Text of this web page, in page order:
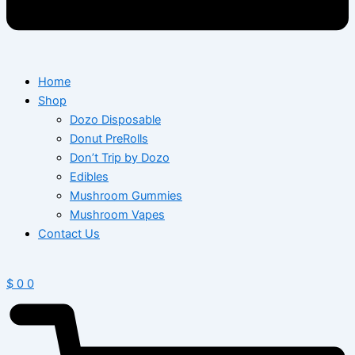
Home
Shop
Dozo Disposable
Donut PreRolls
Don’t Trip by Dozo
Edibles
Mushroom Gummies
Mushroom Vapes
Contact Us
$ 0 0